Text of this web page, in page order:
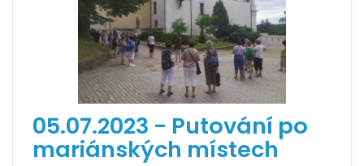
05.07.2023 - Putování po
mariánských místech